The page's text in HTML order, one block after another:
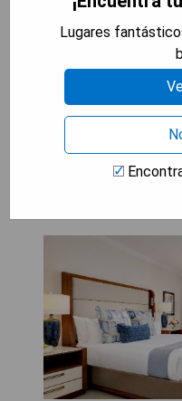
ejercicio.
- Ambiente relajante
disponibles.
Lugares